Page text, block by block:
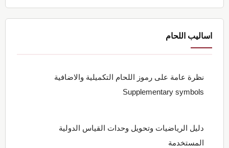
اساليب اللحام
نظرة عامة على رموز اللحام التكميلية والاضافية
Supplementary symbols
دليل الرياضيات وتحويل وحدات القياس الدولية
المستخدمة